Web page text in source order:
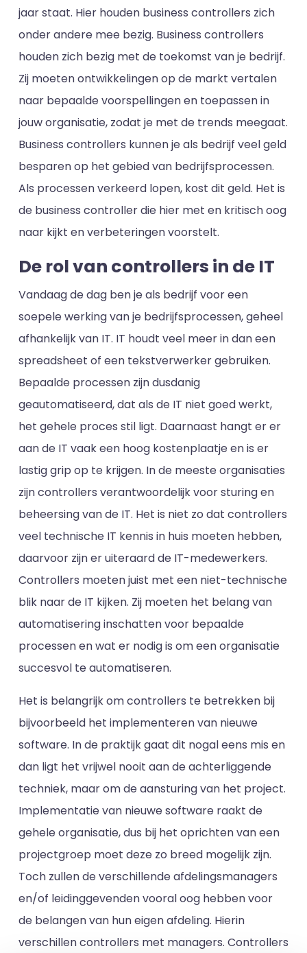
jaar staat. Hier houden business controllers zich
onder andere mee bezig. Business controllers
houden zich bezig met de toekomst van je bedrijf.
Zij moeten ontwikkelingen op de markt vertalen
naar bepaalde voorspellingen en toepassen in
jouw organisatie, zodat je met de trends meegaat.
Business controllers kunnen je als bedrijf veel geld
besparen op het gebied van bedrijfsprocessen.
Als processen verkeerd lopen, kost dit geld. Het is
de business controller die hier met en kritisch oog
naar kijkt en verbeteringen voorstelt.
De rol van controllers in de IT
Vandaag de dag ben je als bedrijf voor een
soepele werking van je bedrijfsprocessen, geheel
afhankelijk van IT. IT houdt veel meer in dan een
spreadsheet of een tekstverwerker gebruiken.
Bepaalde processen zijn dusdanig
geautomatiseerd, dat als de IT niet goed werkt,
het gehele proces stil ligt. Daarnaast hangt er er
aan de IT vaak een hoog kostenplaatje en is er
lastig grip op te krijgen. In de meeste organisaties
zijn controllers verantwoordelijk voor sturing en
beheersing van de IT. Het is niet zo dat controllers
veel technische IT kennis in huis moeten hebben,
daarvoor zijn er uiteraard de IT-medewerkers.
Controllers moeten juist met een niet-technische
blik naar de IT kijken. Zij moeten het belang van
automatisering inschatten voor bepaalde
processen en wat er nodig is om een organisatie
succesvol te automatiseren.
Het is belangrijk om controllers te betrekken bij
bijvoorbeeld het implementeren van nieuwe
software. In de praktijk gaat dit nogal eens mis en
dan ligt het vrijwel nooit aan de achterliggende
techniek, maar om de aansturing van het project.
Implementatie van nieuwe software raakt de
gehele organisatie, dus bij het oprichten van een
projectgroep moet deze zo breed mogelijk zijn.
Toch zullen de verschillende afdelingsmanagers
en/of leidinggevenden vooral oog hebben voor
de belangen van hun eigen afdeling. Hierin
verschillen controllers met managers. Controllers